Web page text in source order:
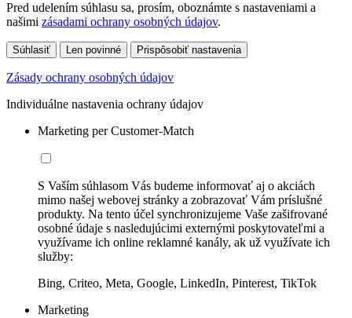
Pred udelením súhlasu sa, prosím, oboznámte s nastaveniami a
našimi zásadami ochrany osobných údajov.
Súhlasiť Len povinné Prispôsobiť nastavenia
Zásady ochrany osobných údajov
Individuálne nastavenia ochrany údajov
Marketing per Customer-Match
S Vaším súhlasom Vás budeme informovať aj o akciách
mimo našej webovej stránky a zobrazovať Vám príslušné
produkty. Na tento účel synchronizujeme Vaše zašifrované
osobné údaje s nasledujúcimi externými poskytovateľmi a
využívame ich online reklamné kanály, ak už využívate ich
služby:
Bing, Criteo, Meta, Google, LinkedIn, Pinterest, TikTok
Marketing